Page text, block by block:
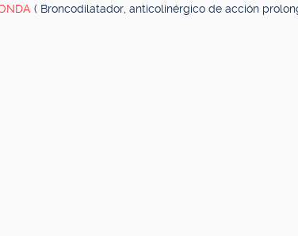
( Broncodilatador, anticolinérgico de acción